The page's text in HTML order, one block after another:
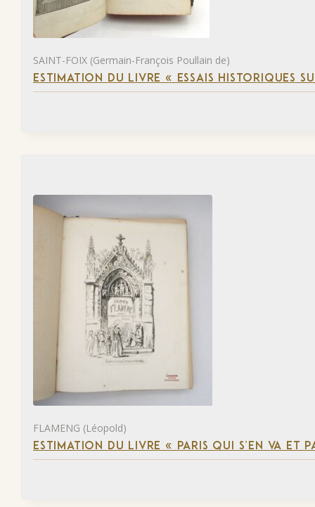
SAINT-FOIX (Germain-François Poullain de)
ESTIMATION DU LIVRE « ESSAIS HISTORIQUES
FLAMENG (Léopold)
ESTIMATION DU LIVRE « PARIS QUI S’EN VA ET